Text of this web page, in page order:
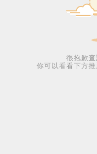
很抱歉
你可以看看下方